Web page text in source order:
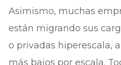
Asimismo, muchas
están migrando sus
o privadas hiperescala,
más bajos por escala.